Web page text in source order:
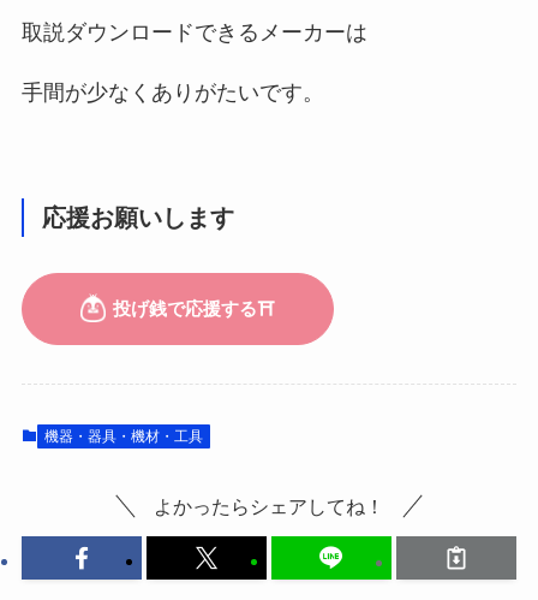
取説ダウンロードできるメーカーは
手間が少なくありがたいです。
応援お願いします
機器・器具・機材・工具
よかったらシェアしてね！